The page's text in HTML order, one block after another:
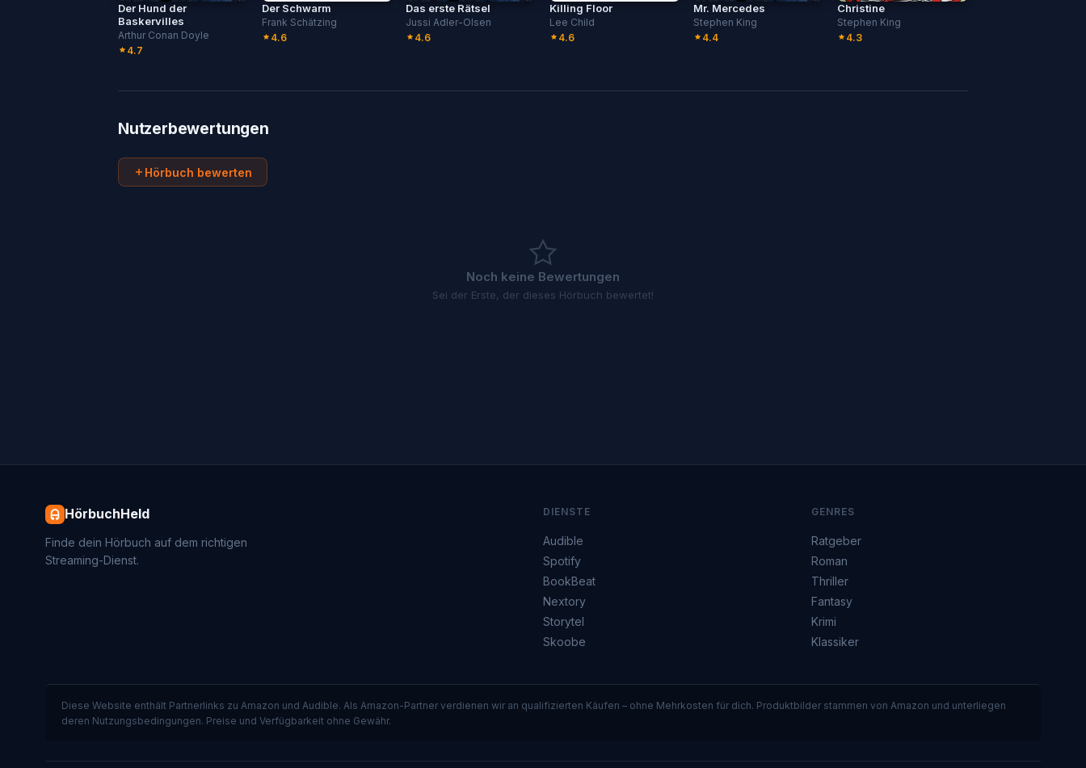
Der Hund der
Baskervilles
Arthur Conan Doyle
4.7
Der Schwarm
Frank Schätzing
4.6
Das erste Rätsel
Jussi Adler-Olsen
4.6
Killing Floor
Lee Child
4.6
Mr. Mercedes
Stephen King
4.4
Christine
Stephen King
4.3
Nutzerbewertungen
Hörbuch bewerten
Noch keine Bewertungen
Sei der Erste, der dieses Hörbuch bewertet!
HörbuchHeld
Finde dein Hörbuch auf dem richtigen
Streaming-Dienst.
DIENSTE
Audible
Spotify
BookBeat
Nextory
Storytel
Skoobe
GENRES
Ratgeber
Roman
Thriller
Fantasy
Krimi
Klassiker
Diese Website enthält Partnerlinks zu Amazon und Audible. Als Amazon-Partner verdienen wir an qualifizierten Käufen – ohne Mehrkosten für dich. Produktbilder stammen von Amazon und unterliegen
deren Nutzungsbedingungen. Preise und Verfügbarkeit ohne Gewähr.